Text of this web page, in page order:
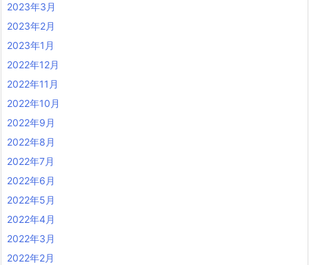
2023年3月
2023年2月
2023年1月
2022年12月
2022年11月
2022年10月
2022年9月
2022年8月
2022年7月
2022年6月
2022年5月
2022年4月
2022年3月
2022年2月